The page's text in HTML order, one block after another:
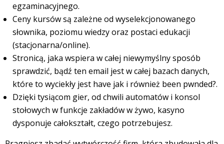
egzaminacyjnego.
Ceny kursów są zależne od wyselekcjonowanego
słownika, poziomu wiedzy oraz postaci edukacji
(stacjonarna/online).
Stronicą, jaka wspiera w całej niewymyślny sposób
sprawdzić, bądź ten email jest w całej bazach danych,
które to wyciekły jest have jak i również been pwnded?.
Dzięki tysiącom gier, od chwili automatów i konsol
stołowych w funkcje zakładów w żywo, kasyno
dysponuje całokształt, czego potrzebujesz.